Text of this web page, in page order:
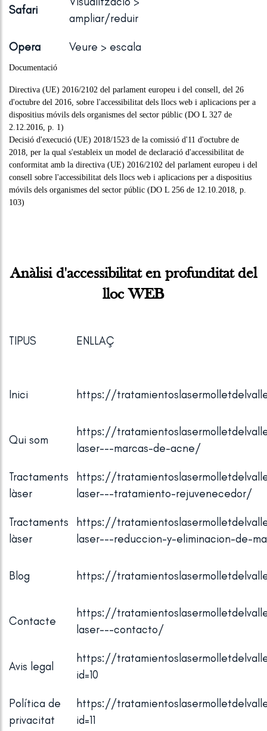
Safari
ampliar/reduir
Opera Veure > escala
Documentació
Directiva (UE) 2016/2102 del parlament europeu i del consell, del 26
d'octubre del 2016, sobre l'accessibilitat dels llocs web i aplicacions per a
dispositius móvils dels organismes del sector públic (DO L 327 de
2.12.2016, p. 1)
Decisió d'execució (UE) 2018/1523 de la comissió d'11 d'octubre de
2018, per la qual s'estableix un model de declaració d'accessibilitat de
conformitat amb la directiva (UE) 2016/2102 del parlament europeu i del
consell sobre l'accessibilitat dels llocs web i aplicacions per a dispositius
móvils dels organismes del sector públic (DO L 256 de 12.10.2018, p.
103)
Anàlisi d'accessibilitat en profunditat del
lloc WEB
TIPUS ENLLAÇ
Inici https://
Qui som
https://
laser---marcas-de-acne/
Tractaments
làser
https://
laser---tratamiento-rejuvenecedor/
Tractaments
làser
https://
laser---reduccion-y-eliminacion-de-
Blog https://
Contacte
https://
laser---contacto/
Avis legal
https://
id=10
Política de
privacitat
https://
id=11